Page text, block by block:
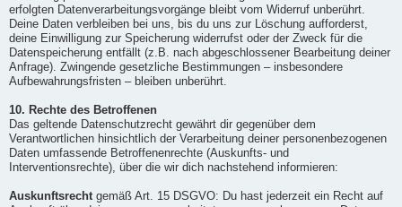
erfolgten Datenverarbeitungsvorgänge bleibt vom Widerruf unberührt.
Deine Daten verbleiben bei uns, bis du uns zur Löschung aufforderst,
deine Einwilligung zur Speicherung widerrufst oder der Zweck für die
Datenspeicherung entfällt (z.B. nach abgeschlossener Bearbeitung deiner
Anfrage). Zwingende gesetzliche Bestimmungen – insbesondere
Aufbewahrungsfristen – bleiben unberührt.
10. Rechte des Betroffenen
Das geltende Datenschutzrecht gewährt dir gegenüber dem
Verantwortlichen hinsichtlich der Verarbeitung deiner personenbezogenen
Daten umfassende Betroffenenrechte (Auskunfts- und
Interventionsrechte), über die wir dich nachstehend informieren:
Auskunftsrecht gemäß Art. 15 DSGVO: Du hast jederzeit ein Recht auf